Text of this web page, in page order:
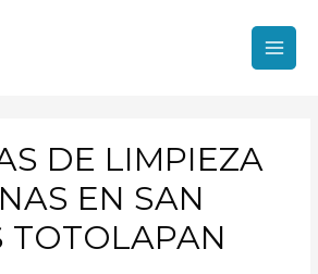
DE LIMPIEZA
EN SAN
TOTOLAPAN